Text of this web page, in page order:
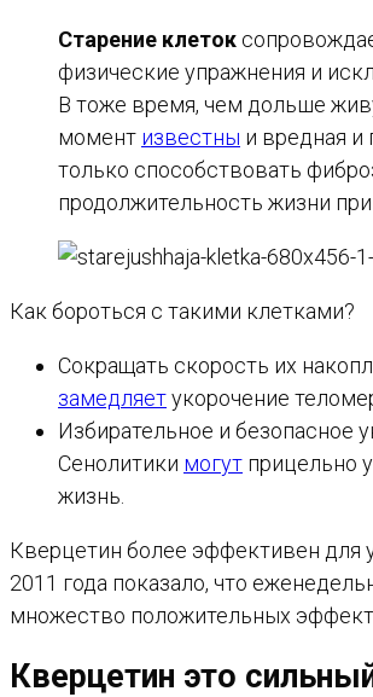
Старение клеток
физические упражнения и
В тоже время, чем дольше
момент известны и вредная и
только способствовать
продолжительность жизни
Как бороться с такими клетками?
Сокращать скорость их
замедляетукорочение
Избирательное и безопасное
Сенолитики могут прицельно
жизнь.
Кверцетин более эффективен для
2011 года показало, что
множество положительных
Кверцетин это